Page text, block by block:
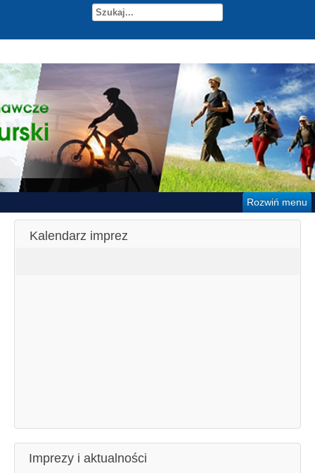
Rozwiń menu
Kalendarz imprez
Imprezy i aktualności